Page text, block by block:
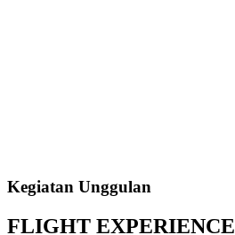
Kegiatan Unggulan
FLIGHT EXPERIENCE